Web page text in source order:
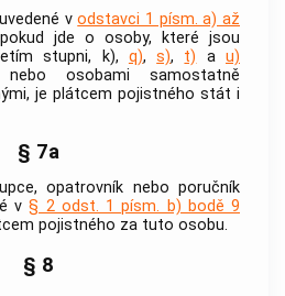
vodstavci 1 písm. a) až
jde o osoby, které jsou
stupni, k), q),s), t) au)
nebo osobami samostatně
je plátcem pojistného stát i
§ 7a
opatrovník nebo poručník
v§ 2 odst. 1 písm. b) bodě 9
pojistného za tuto osobu.
§ 8